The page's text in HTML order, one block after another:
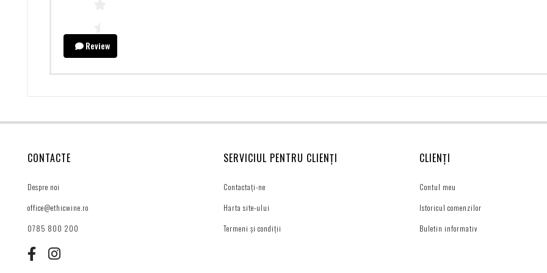
Review
CONTACTE
Despre noi
office@ethicwine.ro
0785 800 200
SERVICIUL PENTRU CLIENȚI
Contactați-ne
Harta site-ului
Termeni și condiții
CLIENȚI
Contul meu
Istoricul comenzilor
Buletin informativ